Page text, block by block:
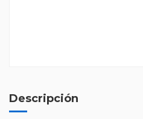
Descripción